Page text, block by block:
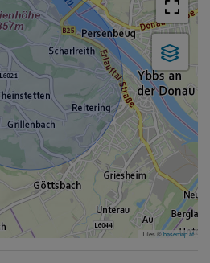
Tiles ©basemap.at